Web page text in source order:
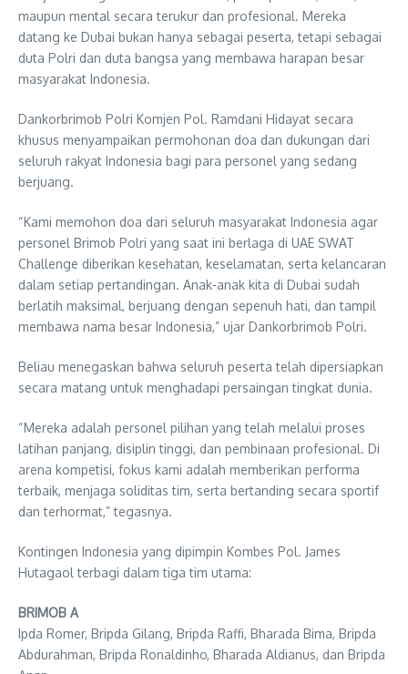
maupun mental secara terukur dan profesional. Mereka
datang ke Dubai bukan hanya sebagai peserta, tetapi sebagai
duta Polri dan duta bangsa yang membawa harapan besar
masyarakat Indonesia.
Dankorbrimob Polri Komjen Pol. Ramdani Hidayat secara
khusus menyampaikan permohonan doa dan dukungan dari
seluruh rakyat Indonesia bagi para personel yang sedang
berjuang.
“Kami memohon doa dari seluruh masyarakat Indonesia agar
personel Brimob Polri yang saat ini berlaga di UAE SWAT
Challenge diberikan kesehatan, keselamatan, serta kelancaran
dalam setiap pertandingan. Anak-anak kita di Dubai sudah
berlatih maksimal, berjuang dengan sepenuh hati, dan tampil
membawa nama besar Indonesia,” ujar Dankorbrimob Polri.
Beliau menegaskan bahwa seluruh peserta telah dipersiapkan
secara matang untuk menghadapi persaingan tingkat dunia.
“Mereka adalah personel pilihan yang telah melalui proses
latihan panjang, disiplin tinggi, dan pembinaan profesional. Di
arena kompetisi, fokus kami adalah memberikan performa
terbaik, menjaga soliditas tim, serta bertanding secara sportif
dan terhormat,” tegasnya.
Kontingen Indonesia yang dipimpin Kombes Pol. James
Hutagaol terbagi dalam tiga tim utama:
BRIMOB A
Ipda Romer, Bripda Gilang, Bripda Raffi, Bharada Bima, Bripda
Abdurahman, Bripda Ronaldinho, Bharada Aldianus, dan Bripda